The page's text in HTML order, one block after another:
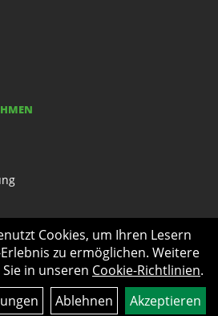
Cookies, um Ihren Lesern
zu ermöglichen. Weitere
in unseren Cookie-Richtlinien.
Ablehnen Akzeptieren